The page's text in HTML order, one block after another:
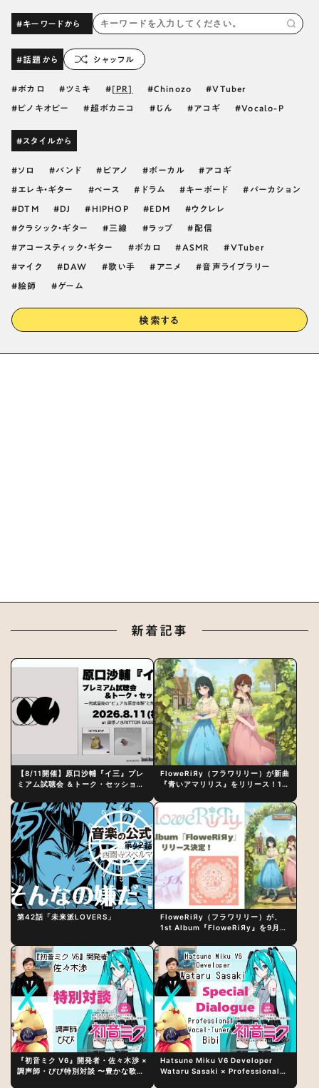
#キーワードから
#話題から シャッフル
ボカロ ツミキ [PR] Chinozo VTuber
ピノキオピー 超ボカニコ じん アコギ Vocalo-P
#スタイルから
ソロ バンド ピアノ ボーカル アコギ
エレキ・ギター ベース ドラム キーボード パーカション
DTM DJ HIPHOP EDM ウクレレ
クラシック・ギター 三線 ラップ 配信
アコースティック・ギター ボカロ ASMR VTuber
マイク DAW 歌い手 アニメ 音声ライブラリー
絵師 ゲーム
検索する
新着記事
【8/11開催】原口沙輔『イ三』プレ
ミアム試聴会 ＆トーク・セッション
制作秘話
FloweRiЯy（フラワリリー）が新曲
『青いアマリリス』をリリース！1st
第42話「未来派LOVERS」
FloweRiЯy（フラワリリー）が、
1st Album『FloweRiЯy』を9月23
『初音ミク V6』開発者・佐々木渉 ×
調声師・びび特別対談 〜豊かな歌声
Hatsune Miku V6 Developer
Wataru Sasaki × Professional